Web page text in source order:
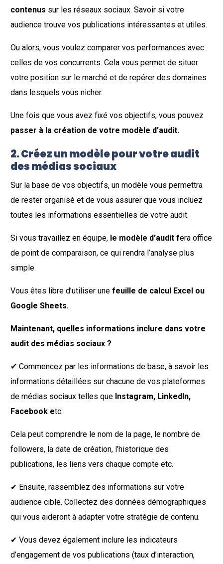
contenus sur les réseaux sociaux. Savoir si votre
audience trouve vos publications intéressantes et utiles.
Ou alors, vous voulez comparer vos performances avec
celles de vos concurrents. Cela vous permet de situer
votre position sur le marché et de repérer des domaines
dans lesquels vous nicher.
Une fois que vous avez fixé vos objectifs, vous pouvez
passer à la création de votre modèle d’audit.
2. Créez un modèle pour votre audit
des médias sociaux
Sur la base de vos objectifs, un modèle vous permettra
de rester organisé et de vous assurer que vous incluez
toutes les informations essentielles de votre audit.
Si vous travaillez en équipe, le modèle d’audit fera office
de point de comparaison, ce qui rendra l’analyse plus
simple.
Vous êtes libre d’utiliser unefeuille de calcul Excel ou
Google Sheets.
Maintenant, quelles informations inclure dans votre
audit des médias sociaux ?
✔︎ Commencez par les informations de base, à savoir les
informations détaillées sur chacune de vos plateformes
de médias sociaux telles que Instagram, LinkedIn,
Facebook etc.
Cela peut comprendre le nom de la page, le nombre de
followers, la date de création, l’historique des
publications, les liens vers chaque compte etc.
✔︎ Ensuite, rassemblez des informations sur votre
audience cible. Collectez des données démographiques
qui vous aideront à adapter votre stratégie de contenu.
✔︎ Vous devez également inclure les indicateurs
d’engagement de vos publications (taux d’interaction,